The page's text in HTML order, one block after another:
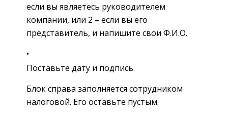
если вы являетесь руководителем
компании, или 2 – если вы его
представитель, и напишите свои Ф.И.О.
Поставьте дату и подпись.
Блок справа заполняется сотрудником
налоговой. Его оставьте пустым.